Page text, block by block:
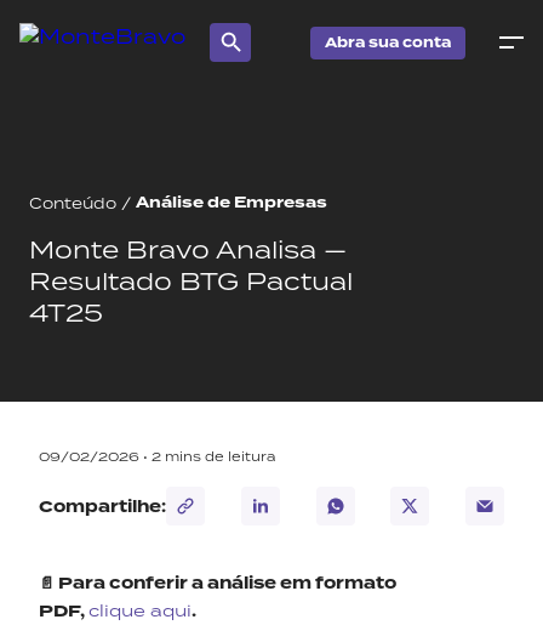
Abra sua conta
Conteúdo / Análise de Empresas
Monte Bravo Analisa —
Resultado BTG Pactual
4T25
09/02/2026 • 2 mins de leitura
Compartilhe:
📄 Para conferir a análise em formato
PDF,clique aqui.